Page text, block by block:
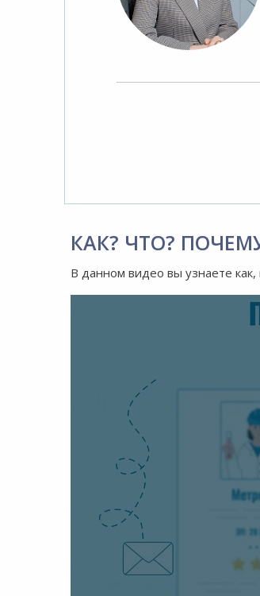
КАК? ЧТО?
В данном видео вы узнаете